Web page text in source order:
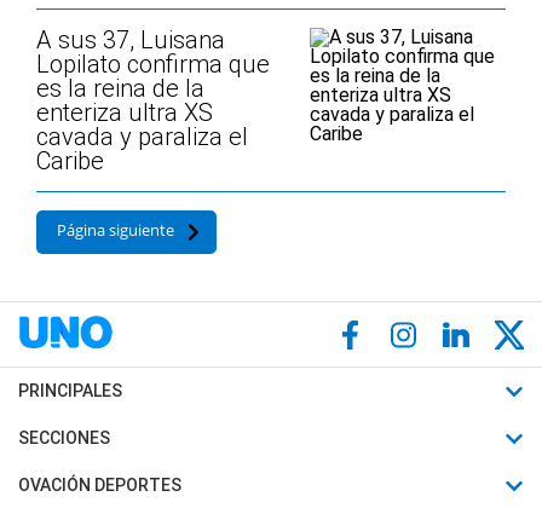
A sus 37, Luisana
Lopilato confirma que
es la reina de la
enteriza ultra XS
cavada y paraliza el
Caribe
Página siguiente
PRINCIPALES
Últimas Noticias
Política
SECCIONES
Horóscopo
OVACIÓN DEPORTES